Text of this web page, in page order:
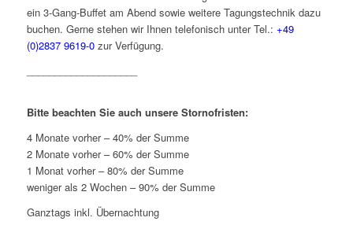
ein 3-Gang-Buffet am Abend sowie weitere Tagungstechnik dazu
buchen. Gerne stehen wir Ihnen telefonisch unter Tel.: +49
(0)2837 9619-0zur Verfügung.
Bitte beachten Sie auch unsere Stornofristen:
4 Monate vorher – 40% der Summe
2 Monate vorher – 60% der Summe
1 Monat vorher – 80% der Summe
weniger als 2 Wochen – 90% der Summe
Ganztags inkl. Übernachtung